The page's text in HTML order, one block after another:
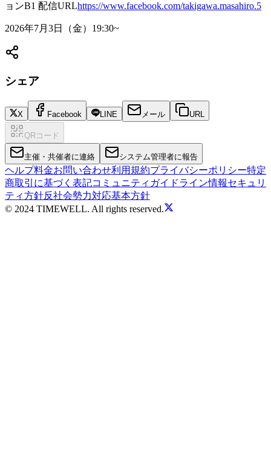
ョンB1 配信URLhttps://www.facebook.com/takigawa.masahiro.5
2026年7月3日（金）19:30~
シェア
X Facebook LINE メール URL
QRコード
主催・共催者に連絡 システム管理者に報告
ヘルプ料金お問い合わせ利用規約プライバシーポリシー特定
商取引に基づく表記コミュニティガイドライン情報セキュリ
ティ方針反社会勢力対応基本方針
© 2024 TIMEWELL. All rights reserved.